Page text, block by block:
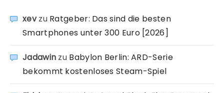
xevzu Ratgeber: Das sind die besten
Smartphones unter 300 Euro [2026]
Jadawin zu Babylon Berlin: ARD-Serie
bekommt kostenloses Steam-Spiel